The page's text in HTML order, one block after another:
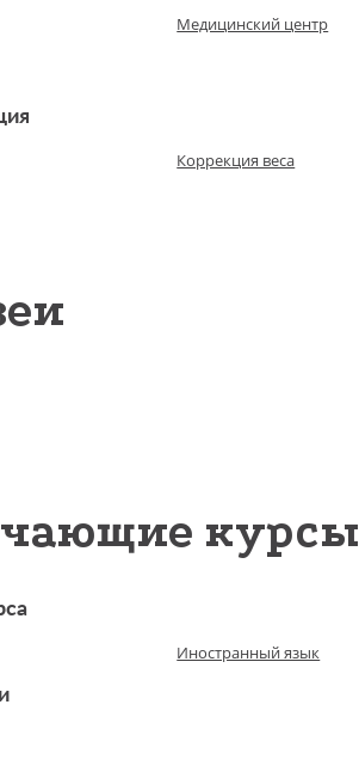
Медицинский центр
Коррекция веса
курсы
Иностранный язык